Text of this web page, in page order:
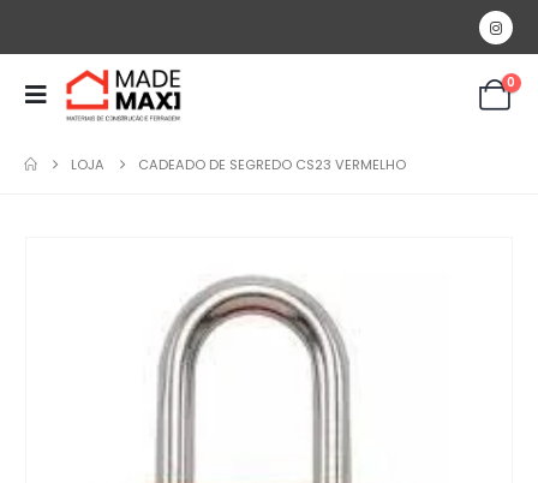
0
LOJA CADEADO DE SEGREDO CS23 VERMELHO